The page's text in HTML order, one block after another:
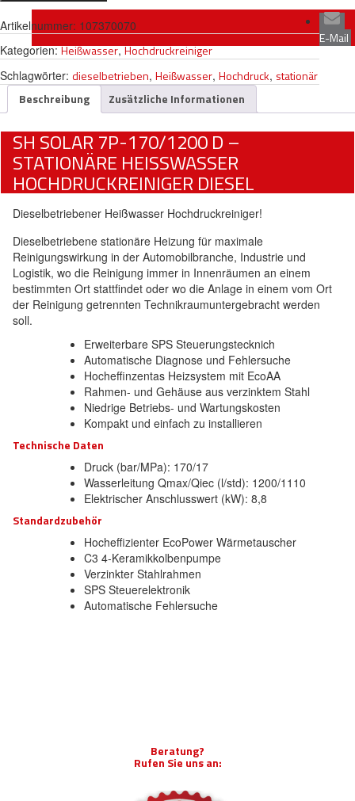
Artikelnummer: 107370070
Kategorien:Heißwasser,Hochdruckreiniger
Schlagwörter: dieselbetrieben, Heißwasser, Hochdruck, stationär
E-Mail
Beschreibung Zusätzliche Informationen
SH SOLAR 7P-170/1200 D –
STATIONÄRE HEISSWASSER H
OCHDRUCKREINIGER DIESEL
Dieselbetriebener Heißwasser Hochdruckreiniger!
Dieselbetriebene stationäre Heizung für maximale
Reinigungswirkung in der Automobilbranche, Industrie und
Logistik, wo die Reinigung immer in Innenräumen an einem
bestimmten Ort stattfindet oder wo die Anlage in einem vom Ort
der Reinigung getrennten Technikraumuntergebracht werden
soll.
Erweiterbare SPS Steuerungstecknich
Automatische Diagnose und Fehlersuche
Hocheffinzentas Heizsystem mit EcoAA
Rahmen- und Gehäuse aus verzinktem Stahl
Niedrige Betriebs- und Wartungskosten
Kompakt und einfach zu installieren
Technische Daten
Druck (bar/MPa): 170/17
Wasserleitung Qmax/Qiec (l/std): 1200/1110
Elektrischer Anschlusswert (kW): 8,8
Standardzubehör
Hocheffizienter EcoPower Wärmetauscher
C3 4-Keramikkolbenpumpe
Verzinkter Stahlrahmen
SPS Steuerelektronik
Automatische Fehlersuche
Beratung?
Rufen Sie uns an: